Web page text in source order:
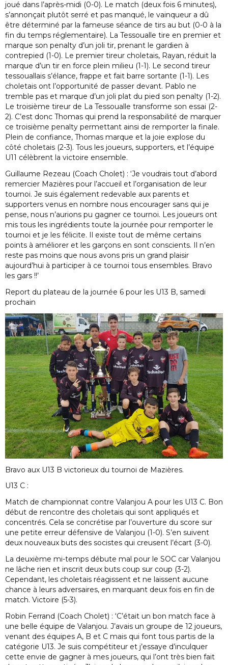
joué dans l’après-midi (0-0). Le match (deux fois 6 minutes),
s’annonçait plutôt serré et pas manqué, le vainqueur a dû
être déterminé par la fameuse séance de tirs au but (0-0 à la
fin du temps réglementaire). La Tessoualle tire en premier et
marque son penalty d’un joli tir, prenant le gardien à
contrepied (1-0). Le premier tireur choletais, Rayan, réduit la
marque d’un tir en force plein milieu (1-1). Le second tireur
tessouallais s’élance, frappe et fait barre sortante (1-1). Les
choletais ont l’opportunité de passer devant. Pablo ne
tremble pas et marque d’un joli plat du pied son penalty (1-2).
Le troisième tireur de La Tessoualle transforme son essai (2-
2). C’est donc Thomas qui prend la responsabilité de marquer
ce troisième penalty permettant ainsi de remporter la finale.
Plein de confiance, Thomas marque et la joie explose du
côté choletais (2-3). Tous les joueurs, supporters, et l’équipe
U11 célèbrent la victoire ensemble.
Guillaume Rezeau (Coach Cholet) : ‘Je voudrais tout d’abord
remercier Mazières pour l’accueil et l’organisation de leur
tournoi. Je suis également redevable aux parents et
supporters venus en nombre nous encourager sans qui je
pense, nous n’aurions pu gagner ce tournoi. Les joueurs ont
mis tous les ingrédients toute la journée pour remporter le
tournoi et je les félicite. Il existe tout de même certains
points à améliorer et les garçons en sont conscients. Il n’en
reste pas moins que nous avons pris un grand plaisir
aujourd’hui à participer à ce tournoi tous ensembles. Bravo
les gars !!’
Report du plateau de la journée 6 pour les U13 B, samedi
prochain
Bravo aux U13 B victorieux du tournoi de Mazières.
U13 C :
Match de championnat contre Valanjou A pour les U13 C. Bon
début de rencontre des choletais qui sont appliqués et
concentrés. Cela se concrétise par l’ouverture du score sur
une petite erreur défensive de Valanjou (1-0). S’en suivent
deux nouveaux buts des socistes qui creusent l’écart (3-0).
La deuxième mi-temps débute mal pour le SOC car Valanjou
ne lâche rien et inscrit deux buts coup sur coup (3-2).
Cependant, les choletais réagissent et ne laissent aucune
chance à leurs adversaires, en marquant deux fois en fin de
match. Victoire (5-3).
Robin Ferrand (Coach Cholet) : ‘C’était un bon match face à
une belle équipe de Valanjou. J’avais un groupe de 12 joueurs,
venant des équipes A, B et C mais qui font tous partis de la
catégorie U13. Je suis compétiteur et j’essaye d’inculquer
cette envie de gagner à mes joueurs, qui l’ont très bien fait